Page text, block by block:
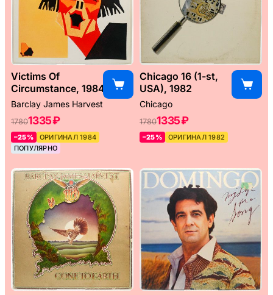
Victims Of
Circumstance, 1984
Barclay James Harvest
17801335 ₽
–25%
ОРИГИНАЛ 1984
ПОПУЛЯРНО
Chicago 16 (1-st,
USA), 1982
Chicago
17801335 ₽
–25% ОРИГИНАЛ 1982